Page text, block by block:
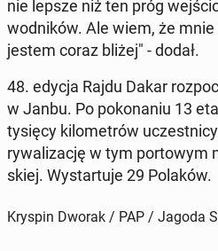
nie lepsze niż ten próg
wod­ni­ków. Ale wiem, że
jestem coraz bliżej" - dodał.
48. edycja Rajdu Dakar
w Janbu. Po po­ko­na­niu 13
tysięcy ki­lo­me­trów
ry­wa­li­za­cję w tym por­to­wym
skiej. Wy­star­tu­je 29 Polaków.
Kryspin Dworak / PAP / Jagoda